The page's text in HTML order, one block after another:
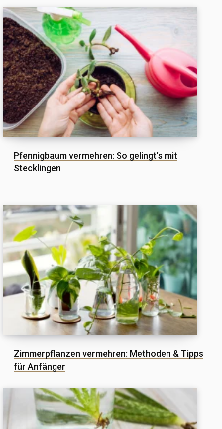
Pfennigbaum vermehren: So gelingt’s mit
Stecklingen
Zimmerpflanzen vermehren: Methoden & Tipps
für Anfänger